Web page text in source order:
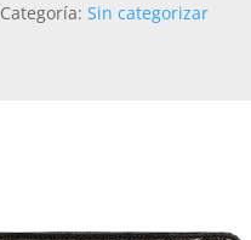
Categoría: Sin categorizar